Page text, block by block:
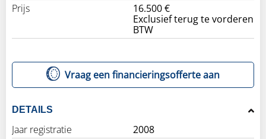
Prijs
16.500 €
Exclusief terug te vorderen
BTW
Vraag een financieringsofferte aan
DETAILS
Jaar registratie
2008